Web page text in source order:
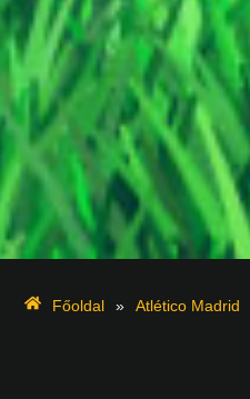
Főoldal » Atlético Madrid